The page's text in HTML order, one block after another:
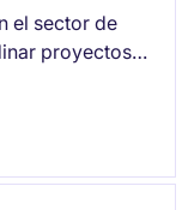
el sector de
proyectos
una posición
ejecución de